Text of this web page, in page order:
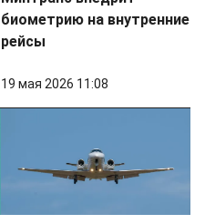
биометрию на внутренние
рейсы
19 мая 2026 11:08